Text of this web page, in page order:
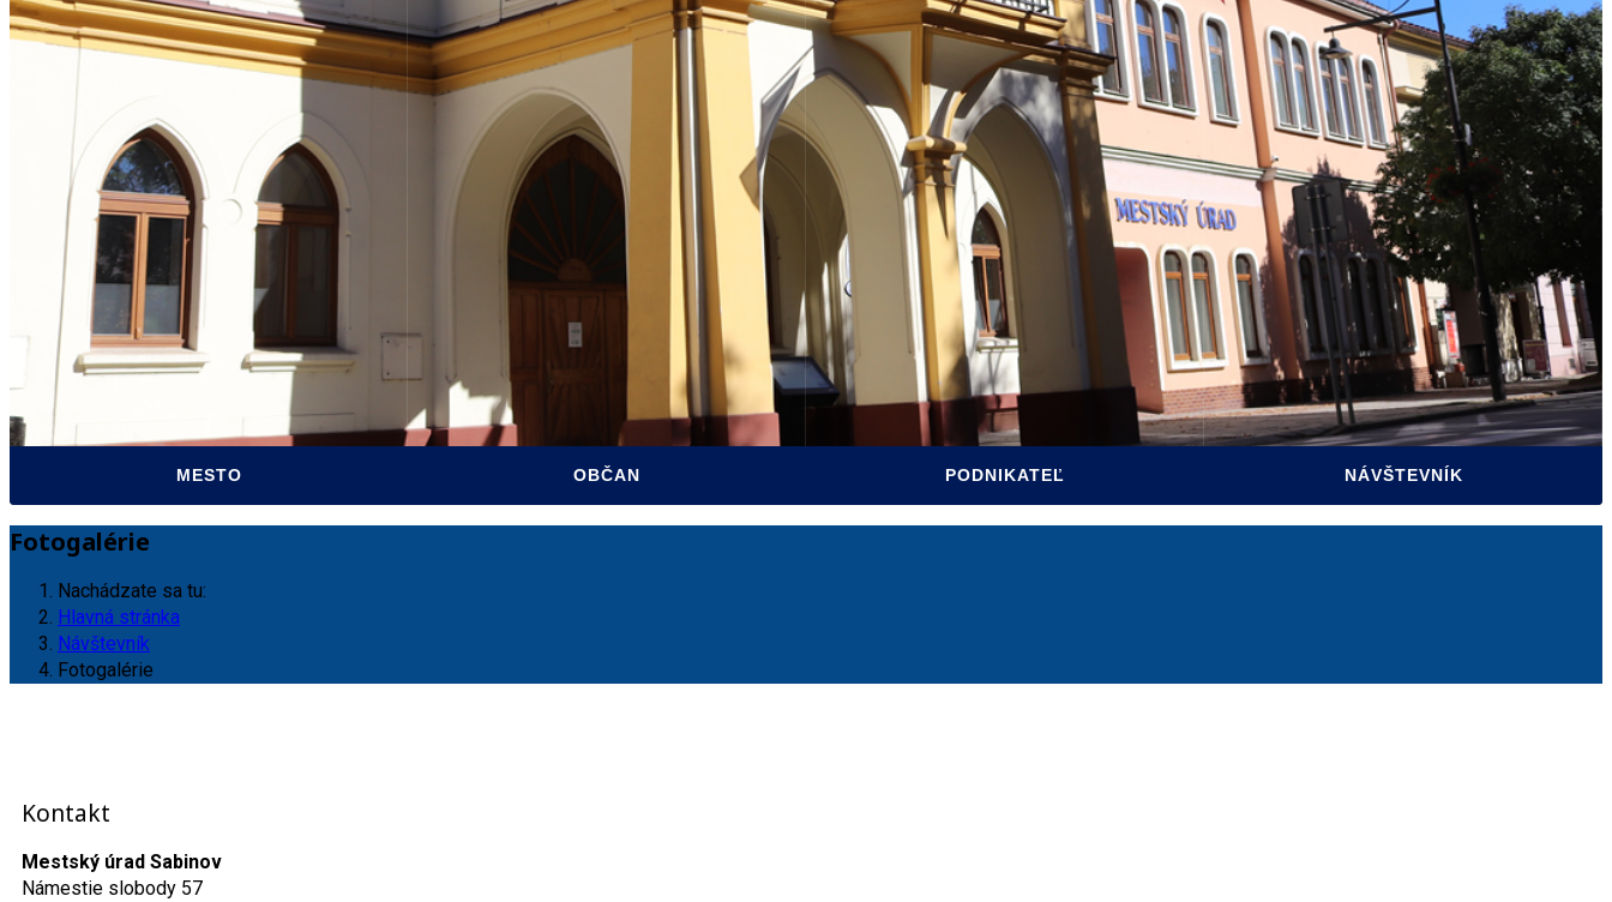
MESTSKÝ ÚRAD
SAMOSPRÁVA
MESTSKÉ ZASTUPITEĽSTVO
ZVUKOVÉ ZÁZNAMY MZ
TRANSPARENTNÉ MESTO
ORGANIZÁCIE MESTA
PROJEKTY Z EÚ
VZN MESTA SABINOV
MESTSKÁ KARTA SABINOVA
ÚRADNÉ HODINY
MATRIČNÝ ÚRAD
ODPADOVÉ HOSPODÁRSTVO
PARTICIPATÍVNY ROZPOČET
TLAČIVÁ
PROGRAM HSR MESTA
SADZOBNÍK POPLATKOV
ÚZEMNÝ PLÁN MESTA
INFO PRE INVESTOROV
PASPORT MK
INTERREG PL-SK
AKTUALITY
INFORMAČNÉ CENTRUM
ÚRADNÁ TABUĽA
UBYTOVANIE
FOTOGALÉRIE
SPRAVODAJCA MESTA
CESTOVNÝ RUCH
MESTO
OBČAN PODNIKATEĽ NÁVŠTEVNÍK
Fotogalérie
Nachádzate sa tu:
Hlavná stránka
Návštevník
Fotogalérie
Kontakt
Mestský úrad Sabinov
Námestie slobody 57